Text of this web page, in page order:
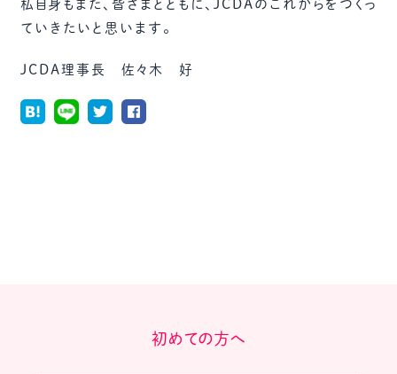
私自身もまた、皆さまとともに、JCDAのこれからをつくっ
ていきたいと思います。
JCDA理事長 佐々木 好
初めての方へ